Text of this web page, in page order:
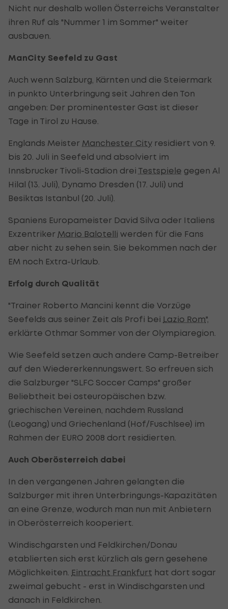
Nicht nur deshalb wollen Österreichs Veranstalter
ihren Ruf als "Nummer 1 im Sommer" weiter
ausbauen.
ManCity Seefeld zu Gast
Auch wenn Salzburg, Kärnten und die Steiermark
in punkto Unterbringung seit Jahren den Ton
angeben: Der prominentester Gast ist dieser
Tage in Tirol zu Hause.
Englands Meister Manchester City residiert von 9.
bis 20. Juli in Seefeld und absolviert im
Innsbrucker Tivoli-Stadion drei Testspiele gegen Al
Hilal (13. Juli), Dynamo Dresden (17. Juli) und
Besiktas Istanbul (20. Juli).
Spaniens Europameister David Silva oder Italiens
Exzentriker Mario Balotelli werden für die Fans
aber nicht zu sehen sein. Sie bekommen nach der
EM noch Extra-Urlaub.
Erfolg durch Qualität
"Trainer Roberto Mancini kennt die Vorzüge
Seefelds aus seiner Zeit als Profi bei Lazio Rom",
erklärte Othmar Sommer von der Olympiaregion.
Wie Seefeld setzen auch andere Camp-Betreiber
auf den Wiedererkennungswert. So erfreuen sich
die Salzburger "SLFC Soccer Camps" großer
Beliebtheit bei osteuropäischen bzw.
griechischen Vereinen, nachdem Russland
(Leogang) und Griechenland (Hof/Fuschlsee) im
Rahmen der EURO 2008 dort residierten.
Auch Oberösterreich dabei
In den vergangenen Jahren gelangten die
Salzburger mit ihren Unterbringungs-Kapazitäten
an eine Grenze, wodurch man nun mit Anbietern
in Oberösterreich kooperiert.
Windischgarsten und Feldkirchen/Donau
etablierten sich erst kürzlich als gern gesehene
Möglichkeiten. Eintracht Frankfurt hat dort sogar
zweimal gebucht - erst in Windischgarsten und
danach in Feldkirchen.